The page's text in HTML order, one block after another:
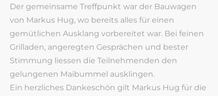
Der gemeinsame Treffpunkt war der Bauwagen
von Markus Hug, wo bereits alles für einen
gemütlichen Ausklang vorbereitet war. Bei feinen
Grilladen, angeregten Gesprächen und bester
Stimmung liessen die Teilnehmenden den
gelungenen Maibummel ausklingen.
Ein herzliches Dankeschön gilt Markus Hug für die